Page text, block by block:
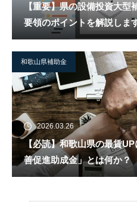
【重要】県の設備投資大
要領のポイントを解説しま
和歌山県補助金
2026.03.26
【必読】和歌山県の最賃
善促進助成金」とは何か？